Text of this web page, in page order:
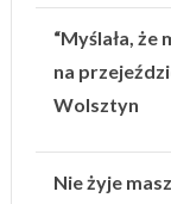
“Myślała,
na
Wolsztyn
Nie żyje